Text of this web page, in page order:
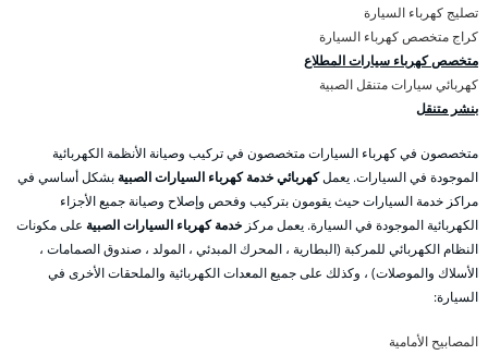
تصليج كهرباء السيارة
كراج متخصص كهرباء السيارة
متخصص كهرباء سيارات المطلاع
كهربائي سيارات متنقل الصبية
بنشر متنقل
متخصصون في كهرباء السيارات متخصصون في تركيب وصيانة الأنظمة الكهربائية
الموجودة في السيارات. يعملكهربائي خدمة كهرباء السيارات الصبية بشكل أساسي في
مراكز خدمة السيارات حيث يقومون بتركيب وفحص وإصلاح وصيانة جميع الأجزاء
الكهربائية الموجودة في السيارة. يعمل مركز خدمة كهرباء السيارات الصبية على مكونات
النظام الكهربائي للمركبة (البطارية ، المحرك المبدئي ، المولد ، صندوق الصمامات ،
الأسلاك والموصلات) ، وكذلك على جميع المعدات الكهربائية والملحقات الأخرى في
السيارة:
المصابيح الأمامية